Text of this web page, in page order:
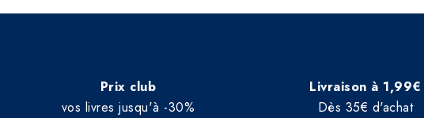
Prix club
vos livres jusqu'à -30%
Livraison à 1,99€
Dès 35€ d'achat